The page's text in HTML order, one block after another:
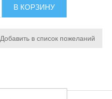
В КОРЗИНУ
Добавить в список пожеланий